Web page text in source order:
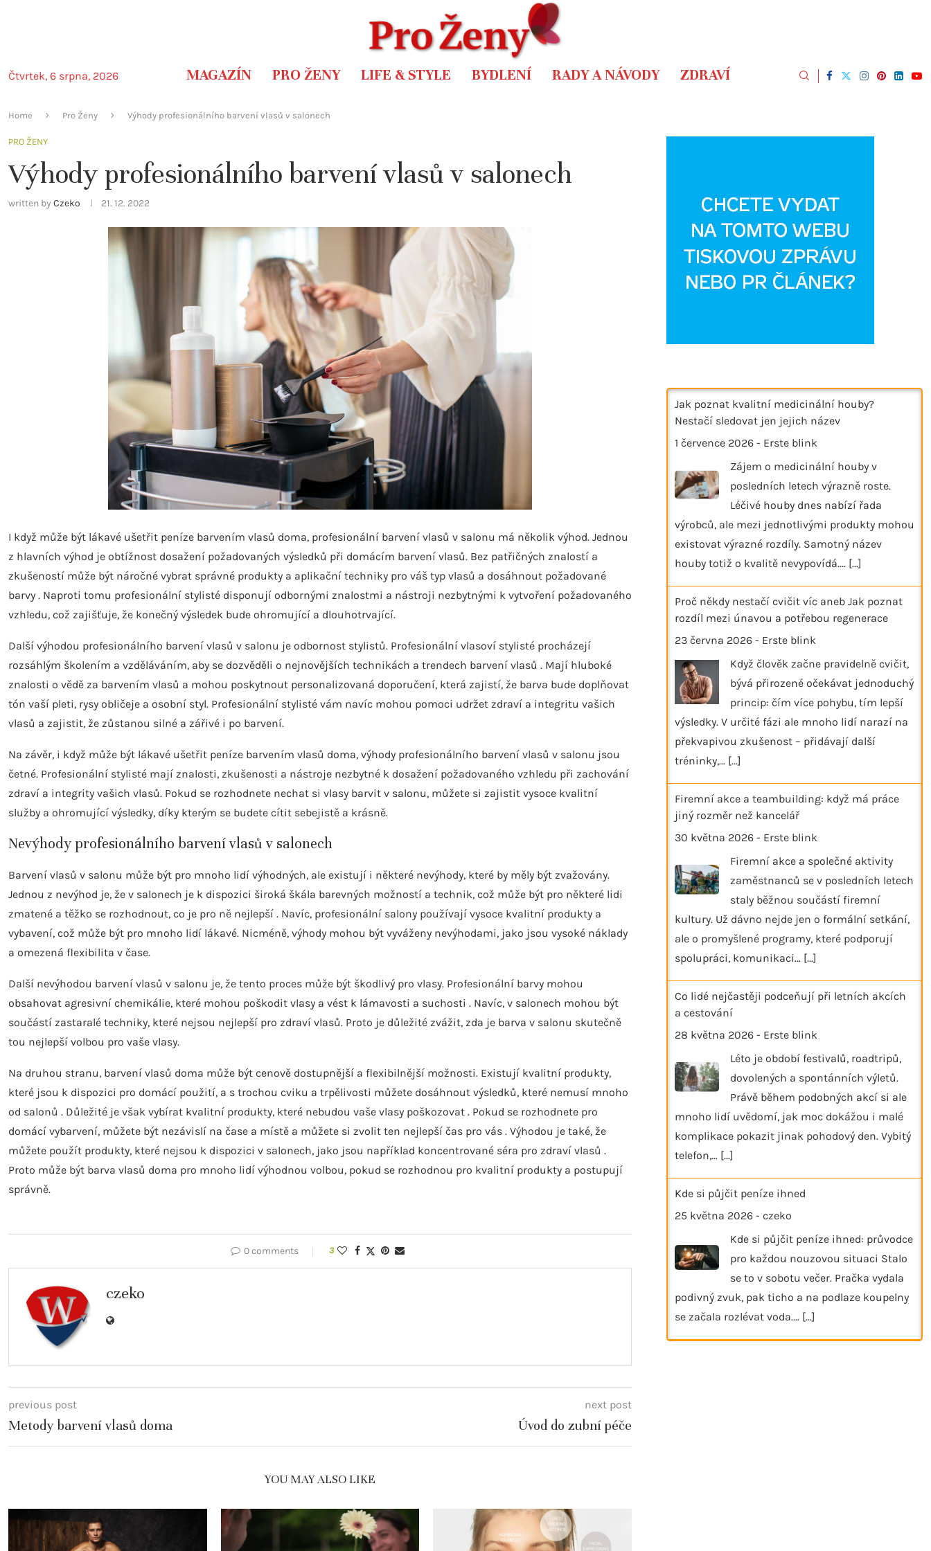
Čtvrtek, 6 srpna, 2026 MAGAZÍN PRO ŽENY LIFE & STYLE BYDLENÍ RADY A NÁVODY ZDRAVÍ
Home Pro Ženy Výhody profesionálního barvení vlasů v salonech
PRO ŽENY
Výhody profesionálního barvení vlasů v salonech
written by Czeko 21. 12. 2022
I když může být lákavé ušetřit peníze barvením vlasů doma, profesionální barvení vlasů v salonu má několik výhod. Jednou
z hlavních výhod je obtížnost dosažení požadovaných výsledků při domácím barvení vlasů. Bez patřičných znalostí a
zkušeností může být náročné vybrat správné produkty a aplikační techniky pro váš typ vlasů a dosáhnout požadované
barvy . Naproti tomu profesionální stylisté disponují odbornými znalostmi a nástroji nezbytnými k vytvoření požadovaného
vzhledu, což zajišťuje, že konečný výsledek bude ohromující a dlouhotrvající.
Další výhodou profesionálního barvení vlasů v salonu je odbornost stylistů. Profesionální vlasoví stylisté procházejí
rozsáhlým školením a vzděláváním, aby se dozvěděli o nejnovějších technikách a trendech barvení vlasů . Mají hluboké
znalosti o vědě za barvením vlasů a mohou poskytnout personalizovaná doporučení, která zajistí, že barva bude doplňovat
tón vaší pleti, rysy obličeje a osobní styl. Profesionální stylisté vám navíc mohou pomoci udržet zdraví a integritu vašich
vlasů a zajistit, že zůstanou silné a zářivé i po barvení.
Na závěr, i když může být lákavé ušetřit peníze barvením vlasů doma, výhody profesionálního barvení vlasů v salonu jsou
četné. Profesionální stylisté mají znalosti, zkušenosti a nástroje nezbytné k dosažení požadovaného vzhledu při zachování
zdraví a integrity vašich vlasů. Pokud se rozhodnete nechat si vlasy barvit v salonu, můžete si zajistit vysoce kvalitní
služby a ohromující výsledky, díky kterým se budete cítit sebejistě a krásně.
Nevýhody profesionálního barvení vlasů v salonech
Barvení vlasů v salonu může být pro mnoho lidí výhodných, ale existují i ​​některé nevýhody, které by měly být zvažovány.
Jednou z nevýhod je, že v salonech je k dispozici široká škála barevných možností a technik, což může být pro některé lidi
zmatené a těžko se rozhodnout, co je pro ně nejlepší . Navíc, profesionální salony používají vysoce kvalitní produkty a
vybavení, což může být pro mnoho lidí lákavé. Nicméně, výhody mohou být vyváženy nevýhodami, jako jsou vysoké náklady
a omezená flexibilita v čase.
Další nevýhodou barvení vlasů v salonu je, že tento proces může být škodlivý pro vlasy. Profesionální barvy mohou
obsahovat agresivní chemikálie, které mohou poškodit vlasy a vést k lámavosti a suchosti . Navíc, v salonech mohou být
součástí zastaralé techniky, které nejsou nejlepší pro zdraví vlasů. Proto je důležité zvážit, zda je barva v salonu skutečně
tou nejlepší volbou pro vaše vlasy.
Na druhou stranu, barvení vlasů doma může být cenově dostupnější a flexibilnější možnosti. Existují kvalitní produkty,
které jsou k dispozici pro domácí použití, a s trochou cviku a trpělivosti můžete dosáhnout výsledků, které nemusí mnoho
od salonů . Důležité je však vybírat kvalitní produkty, které nebudou vaše vlasy poškozovat . Pokud se rozhodnete pro
domácí vybarvení, můžete být nezávislí na čase a místě a můžete si zvolit ten nejlepší čas pro vás . Výhodou je také, že
můžete použít produkty, které nejsou k dispozici v salonech, jako jsou například koncentrované séra pro zdraví vlasů .
Proto může být barva vlasů doma pro mnoho lidí výhodnou volbou, pokud se rozhodnou pro kvalitní produkty a postupují
správně.
0 comments 3
czeko
previous post
Metody barvení vlasů doma
next post
Úvod do zubní péče
YOU MAY ALSO LIKE
Jak poznat kvalitní medicinální houby?
Nestačí sledovat jen jejich název
1 července 2026 - Erste blink
Zájem o medicinální houby v
posledních letech výrazně roste.
Léčivé houby dnes nabízí řada
výrobců, ale mezi jednotlivými produkty mohou
existovat výrazné rozdíly. Samotný název
houby totiž o kvalitě nevypovídá.… [...]
Proč někdy nestačí cvičit víc aneb Jak poznat
rozdíl mezi únavou a potřebou regenerace
23 června 2026 - Erste blink
Když člověk začne pravidelně cvičit,
bývá přirozené očekávat jednoduchý
princip: čím více pohybu, tím lepší
výsledky. V určité fázi ale mnoho lidí narazí na
překvapivou zkušenost – přidávají další
tréninky,… [...]
Firemní akce a teambuilding: když má práce
jiný rozměr než kancelář
30 května 2026 - Erste blink
Firemní akce a společné aktivity
zaměstnanců se v posledních letech
staly běžnou součástí firemní
kultury. Už dávno nejde jen o formální setkání,
ale o promyšlené programy, které podporují
spolupráci, komunikaci… [...]
Co lidé nejčastěji podceňují při letních akcích
a cestování
28 května 2026 - Erste blink
Léto je období festivalů, roadtripů,
dovolených a spontánních výletů.
Právě během podobných akcí si ale
mnoho lidí uvědomí, jak moc dokážou i malé
komplikace pokazit jinak pohodový den. Vybitý
telefon,… [...]
Kde si půjčit peníze ihned
25 května 2026 - czeko
Kde si půjčit peníze ihned: průvodce
pro každou nouzovou situaci Stalo
se to v sobotu večer. Pračka vydala
podivný zvuk, pak ticho a na podlaze koupelny
se začala rozlévat voda.… [...]